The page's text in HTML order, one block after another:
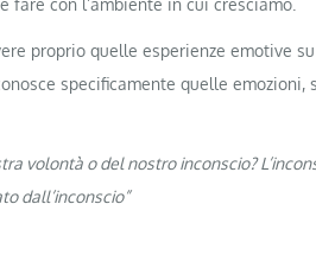
proprio quelle esperienze emotive
specificamente quelle emozioni,
volontà o del nostro inconscio?
dall’inconscio”